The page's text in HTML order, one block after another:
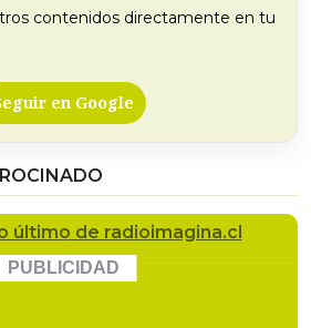
contenidos directamente en tu
en Google
último de radioimagina.cl